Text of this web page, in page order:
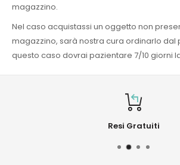
magazzino.
Nel caso acquistassi un oggetto non
magazzino, sarà nostra cura ordinarlo dal
questo caso dovrai pazientare 7/10 giorni
Resi Gratuiti